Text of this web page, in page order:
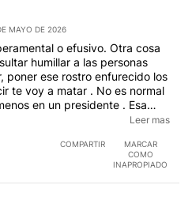
MAYO DE 2026
o efusivo. Otra cosa
humillar a las personas
poner ese rostro enfurecido los
te voy a matar . No es normal
en un presidente . Esa
quiere a alguien ,con perdon
idolo , cuando pone esa cara
lo que quiere aunque haga
Leer mas
COMPARTIR
MARCAR
COMO
INAPROPIADO